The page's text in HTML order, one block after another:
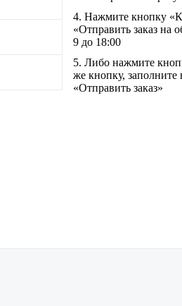
4. Нажмите кнопку
«Отправить заказ на
9 до 18:00
5. Либо нажмите
же кнопку,
«Отправить заказ»